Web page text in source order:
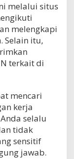
melalui situs
melengkapi
Selain itu,
terkait di
mencari
kerja
selalu
tidak
sensitif
jawab.